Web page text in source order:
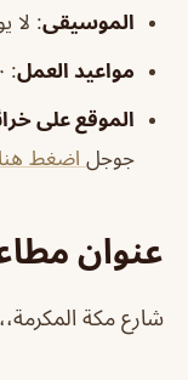
الموسيقى: لا
مواعيد العمل: ٧:٠٠ص–١٢:٣٠ص
الموقع على
جوجل اضغط هنا
عنوان
شارع مكة